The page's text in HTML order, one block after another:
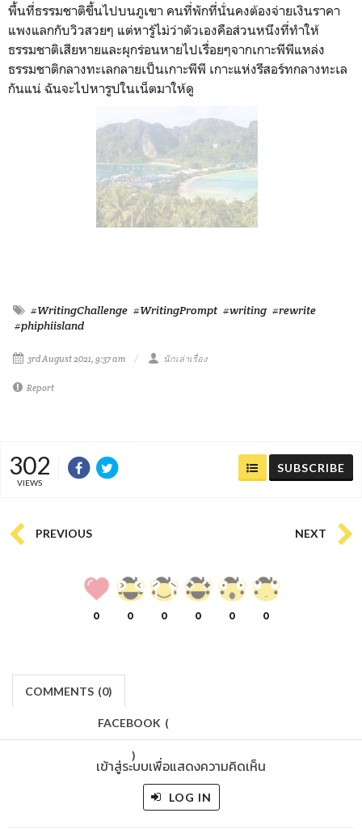
พื้นที่ธรรมชาติขึ้นไปบนภูเขา คนที่พักที่นั่นคงต้องจ่ายเงินราคา
แพงแลกกับวิวสวยๆ แต่หารู้ไม่ว่าตัวเองคือส่วนหนึงที่ทำให้
ธรรมชาติเสียหายและผุกร่อนหายไปเรื่อยๆจากเกาะพีพีแหล่ง
ธรรมชาติกลางทะเลกลายเป็นเกาะพีพี เกาะแห่งรีสอร์ทกลางทะเล
กันแน่ ฉันจะไปหารูปในเน็ตมาให้ดู
#WritingChallenge #WritingPrompt #writing #rewrite
#phiphiisland
3rd August 2021, 9:37 am นักเล่าเรื่อง
Report
302
VIEWS
SUBSCRIBE
PREVIOUS NEXT
0 0 0 0 0 0
COMMENTS (0)
FACEBOOK (
)
เข้าสู่ระบบเพื่อแสดงความคิดเห็น
LOG IN